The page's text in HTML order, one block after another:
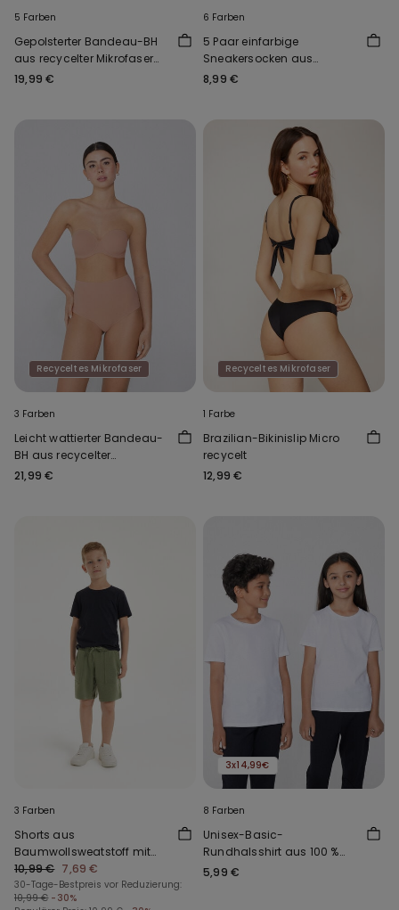
5 Farben
Gepolsterter Bandeau-BH
aus recycelter Mikrofaser
mit Ausschnitt
19,99 €
6 Farben
5 Paar einfarbige
Sneakersocken aus
Baumwolle Unisex
8,99 €
Recyceltes Mikrofaser
3 Farben
Leicht wattierter Bandeau-
BH aus recycelter
Mikrofaser Full Coverage
21,99 €
Recyceltes Mikrofaser
1 Farbe
Brazilian-Bikinislip Micro
recycelt
12,99 €
3 Farben
Shorts aus
Baumwollsweatstoff mit
Taschen für Jungen
10,99 € 7,69 €
30-Tage-Bestpreis vor Reduzierung:
10,99 € -30%
3x14,99€
8 Farben
Unisex-Basic-
Rundhalsshirt aus 100 %
Baumwolle für Kinder
5,99 €